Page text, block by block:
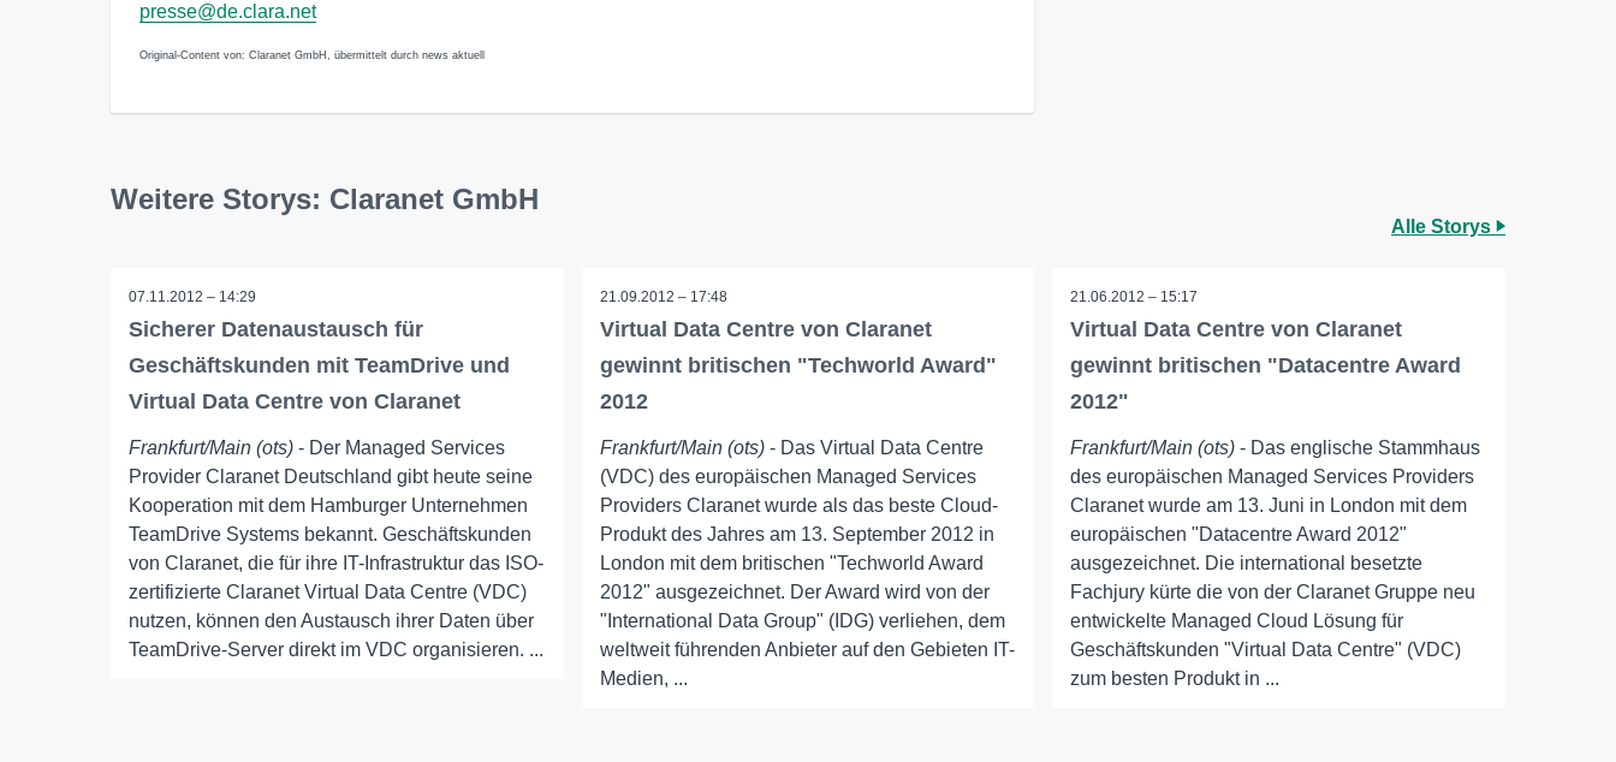
presse@de.clara.net
Original-Content von: Claranet GmbH, übermittelt durch news aktuell
Weitere Storys: Claranet GmbH
Alle Storys
07.11.2012 – 14:29
Sicherer Datenaustausch für
Geschäftskunden mit TeamDrive und
Virtual Data Centre von Claranet
Frankfurt/Main (ots) - Der Managed Services
Provider Claranet Deutschland gibt heute seine
Kooperation mit dem Hamburger Unternehmen
TeamDrive Systems bekannt. Geschäftskunden
von Claranet, die für ihre IT-Infrastruktur das ISO-
zertifizierte Claranet Virtual Data Centre (VDC)
nutzen, können den Austausch ihrer Daten über
TeamDrive-Server direkt im VDC organisieren. ...
21.09.2012 – 17:48
Virtual Data Centre von Claranet
gewinnt britischen "Techworld Award"
2012
Frankfurt/Main (ots)- Das Virtual Data Centre
(VDC) des europäischen Managed Services
Providers Claranet wurde als das beste Cloud-
Produkt des Jahres am 13. September 2012 in
London mit dem britischen "Techworld Award
2012" ausgezeichnet. Der Award wird von der
"International Data Group" (IDG) verliehen, dem
weltweit führenden Anbieter auf den Gebieten IT-
Medien, ...
21.06.2012 – 15:17
Virtual Data Centre von Claranet
gewinnt britischen "Datacentre Award
2012"
Frankfurt/Main (ots) - Das englische Stammhaus
des europäischen Managed Services Providers
Claranet wurde am 13. Juni in London mit dem
europäischen "Datacentre Award 2012"
ausgezeichnet. Die international besetzte
Fachjury kürte die von der Claranet Gruppe neu
entwickelte Managed Cloud Lösung für
Geschäftskunden "Virtual Data Centre" (VDC)
zum besten Produkt in ...